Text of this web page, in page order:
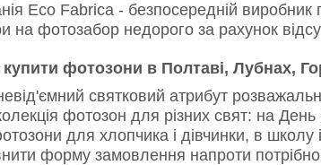
Eco Fabrica - безпосередній виробник
на фотозабор недорого за рахунок
фотозони в Полтаві, Лубнах,
святковий атрибут
фотозон для різних свят: на
для хлопчика і дівчинки, в
форму замовлення напроти